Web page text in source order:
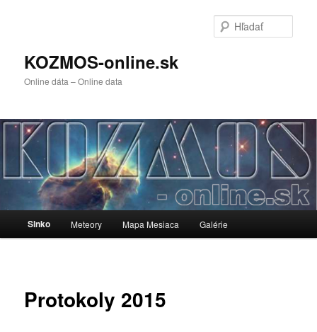
KOZMOS-online.sk
Online dáta – Online data
Slnko Meteory Mapa Mesiaca Galérie
Protokoly 2015